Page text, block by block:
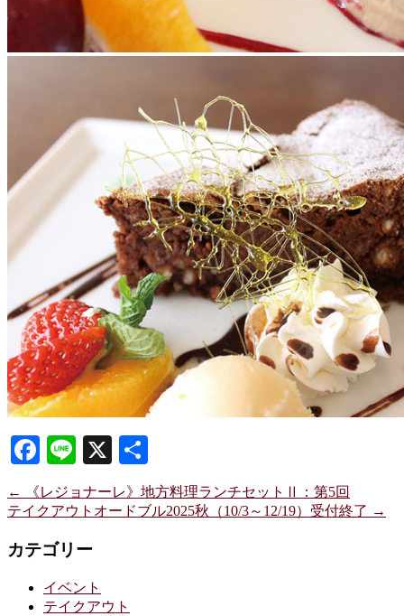
Facebook
LineX
有
←
《レジョナーレ》地方料理ランチセットⅡ：第5回
テイクアウトオードブル2025秋（10/3～12/19）受付終了 →
カテゴリー
イベント
テイクアウト